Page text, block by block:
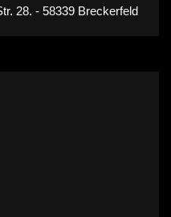
28. - 58339 Breckerfeld